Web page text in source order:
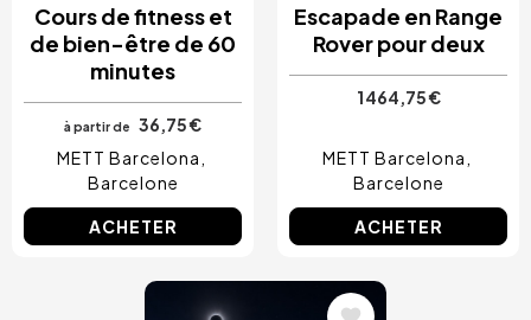
Cours de fitness et
de bien-être de 60
minutes
à partir de
36,75 €
METT Barcelona
Barcelone
ACHETER
Escapade en Range
Rover pour deux
1 464,75 €
METT Barcelona
Barcelone
ACHETER